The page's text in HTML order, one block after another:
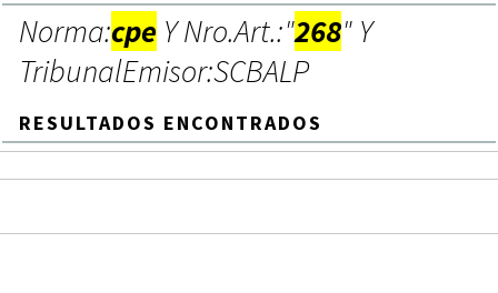
Norma:cpe Y Nro.Art.:"268" Y
TribunalEmisor:SCBALP
RESULTADOS ENCONTRADOS